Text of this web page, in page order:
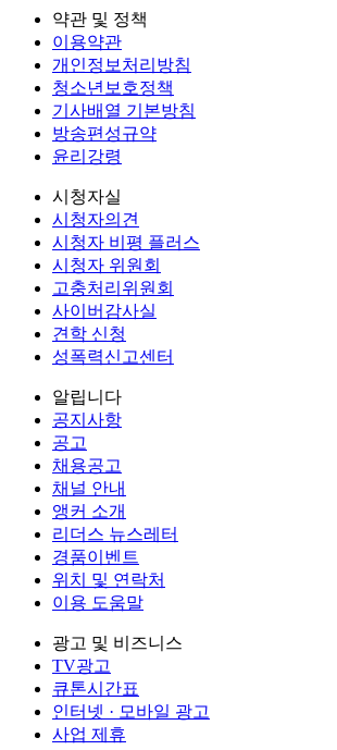
약관 및 정책
이용약관
개인정보처리방침
청소년보호정책
기사배열 기본방침
방송편성규약
윤리강령
시청자실
시청자의견
시청자 비평 플러스
시청자 위원회
고충처리위원회
사이버감사실
견학 신청
성폭력신고센터
알립니다
공지사항
공고
채용공고
채널 안내
앵커 소개
리더스 뉴스레터
경품이벤트
위치 및 연락처
이용 도움말
광고 및 비즈니스
TV광고
큐톤시간표
인터넷 · 모바일 광고
사업 제휴